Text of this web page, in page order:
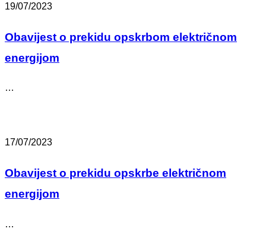
19/07/2023
Obavijest o prekidu opskrbom električnom
energijom
…
17/07/2023
Obavijest o prekidu opskrbe električnom
energijom
…